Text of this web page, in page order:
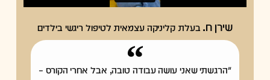
שירן ח. בעלת קליניקה עצמאית לטיפול ריגשי בילדים
"הרגשתי שאני עושה עבודה טובה, אבל אחרי הקורס –